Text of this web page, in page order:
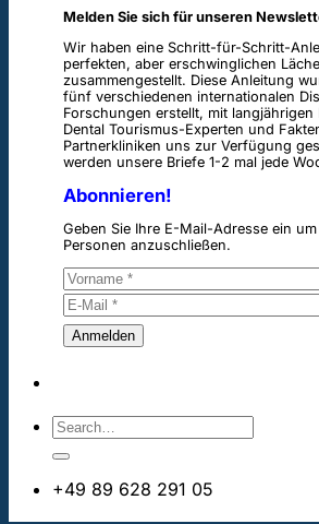
Melden Sie sich für unseren
Wir haben eine Schritt-für-Schritt-
perfekten, aber erschwinglichen
zusammengestellt. Diese Anleitung
fünf verschiedenen internationalen
Forschungen erstellt, mit
Dental Tourismus-Experten und
Partnerkliniken uns zur Verfügung
werden unsere Briefe 1-2 mal jede
Abonnieren!
Geben Sie Ihre E-Mail-Adresse ein
Personen anzuschließen.
+49 89 628 291 05